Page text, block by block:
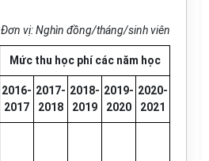
Đơn vị: Nghìn đồng/tháng/sinh viên
Mức thu học phí các năm học
2016-
2017
2017-
2018
2018-
2019
2019-
2020
2020-
2021